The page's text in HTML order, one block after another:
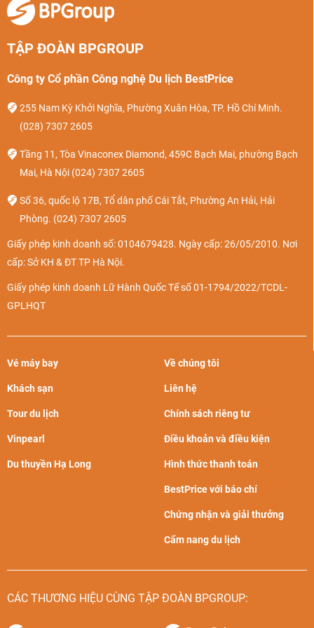
TẬP ĐOÀN BPGROUP
Công ty Cổ phần Công nghệ Du lịch BestPrice
255 Nam Kỳ Khởi Nghĩa, Phường Xuân Hòa, TP. Hồ Chí Minh.
(028) 7307 2605
Tầng 11, Tòa Vinaconex Diamond, 459C Bạch Mai, phường Bạch
Mai, Hà Nội (024) 7307 2605
Số 36, quốc lộ 17B, Tổ dân phố Cái Tắt, Phường An Hải, Hải
Phòng. (024) 7307 2605
Giấy phép kinh doanh số: 0104679428. Ngày cấp: 26/05/2010. Nơi
cấp: Sở KH & ĐT TP Hà Nội.
Giấy phép kinh doanh Lữ Hành Quốc Tế số 01-1794/2022/TCDL-
GPLHQT
Vé máy bay
Khách sạn
Tour du lịch
Vinpearl
Du thuyền Hạ Long
Về chúng tôi
Liên hệ
Chính sách riêng tư
Điều khoản và điều kiện
Hình thức thanh toán
BestPrice với báo chí
Chứng nhận và giải thưởng
Cẩm nang du lịch
CÁC THƯƠNG HIỆU CÙNG TẬP ĐOÀN BPGROUP: